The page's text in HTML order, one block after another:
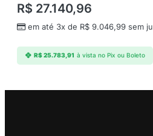
R$ 27.140,96
em até 3x de R$ 9.046,99 sem
R$25.783,91 à vista no Pix ou Boleto